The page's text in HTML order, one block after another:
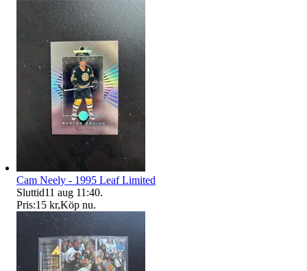
Cam Neely - 1995 Leaf Limited
Sluttid11 aug 11:40.
Pris:15 kr,Köp nu.